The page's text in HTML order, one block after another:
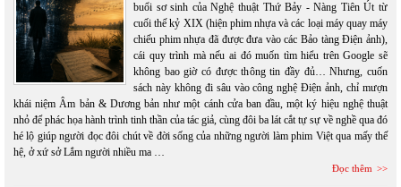
buổi sơ sinh của Nghệ thuật Thứ Bảy - Nàng Tiên Út từ
cuối thế kỷ XIX (hiện phim nhựa và các loại máy quay máy
chiếu phim nhựa đã được đưa vào các Bảo tàng Điện ảnh),
cái quy trình mà nếu ai đó muốn tìm hiểu trên Google sẽ
không bao giờ có được thông tin đầy đủ… Nhưng, cuốn
sách này không đi sâu vào công nghệ Điện ảnh, chỉ mượn
khái niệm Âm bản & Dương bản như một cánh cửa ban đầu, một ký hiệu nghệ thuật
nhỏ để phác họa hành trình tinh thần của tác giả, cùng đôi ba lát cắt tự sự về nghề qua đó
hé lộ giúp người đọc đôi chút về đời sống của những người làm phim Việt qua mấy thế
hệ, ở xứ sở Lắm người nhiều ma …
Đọc thêm